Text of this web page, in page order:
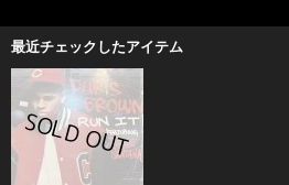
最近チェックしたアイテム